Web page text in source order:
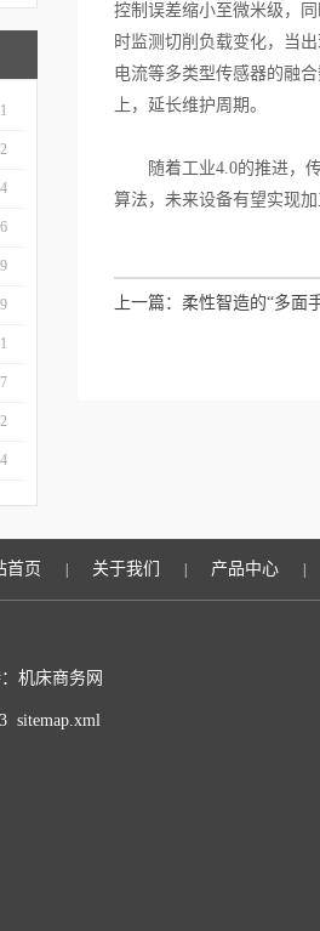
控制误差缩小至微米级，
时监测切削负载变化，当
电流等多类型传感器的融
上，延长维护周期。
随着工业4.0的推进，传
算法，未来设备有望实现
上一篇： 柔性智造的“多面
首页 关于我们 产品中心
机床商务网
sitemap.xml